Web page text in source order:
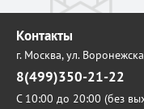
Контакты
г. Москва,ул.
8(499)350-21-22
С 10:00 до 20:00 (без